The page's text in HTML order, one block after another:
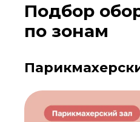
Подбор
по зонам